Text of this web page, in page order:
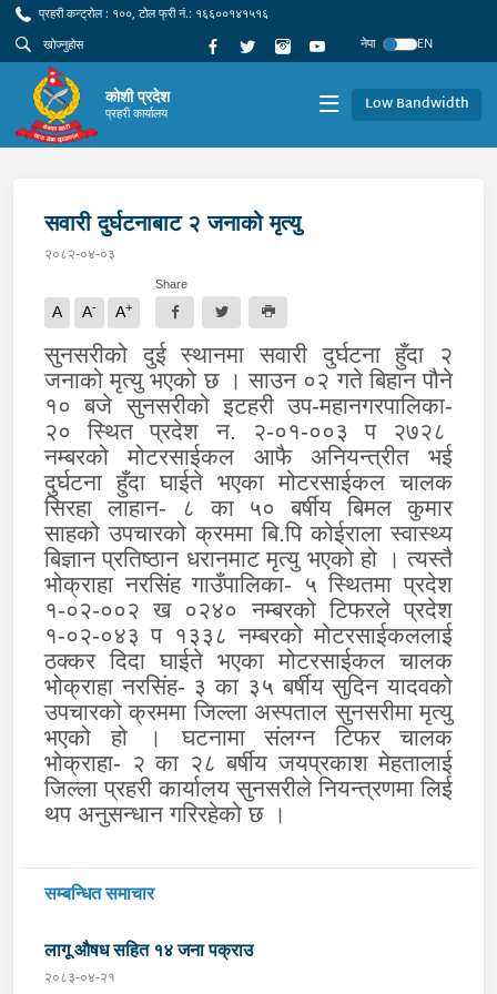
प्रहरी कन्ट्रोल : १००, टोल फ्री नं.: १६६००१४१५१६
नेपा
EN
कोशी प्रदेश
प्रहरी कार्यालय Low Bandwidth
सवारी दुर्घटनाबाट २ जनाको मृत्यु
२०८२-०४-०३
A A- A+
Share
सुनसरीको दुई स्थानमा सवारी दुर्घटना हुँदा २
जनाको मृत्यु भएको छ । साउन ०२ गते बिहान पौने
१० बजे सुनसरीको इटहरी उप-महानगरपालिका-
२० स्थित प्रदेश न. २-०१-००३ प २७२८
नम्बरको मोटरसाईकल आफै अनियन्त्रीत भई
दुर्घटना हुँदा घाईते भएका मोटरसाईकल चालक
सिरहा लाहान- ८ का ५० बर्षीय बिमल कुमार
साहको उपचारको क्रममा बि.पि कोईराला स्वास्थ्य
बिज्ञान प्रतिष्ठान धरानमाट मृत्यु भएको हो । त्यस्तै
भोक्राहा नरसिंह गाउँपालिका- ५ स्थितमा प्रदेश
१-०२-००२ ख ०२४० नम्बरको टिफरले प्रदेश
१-०२-०४३ प १३३८ नम्बरको मोटरसाईकललाई
ठक्कर दिदा घाईते भएका मोटरसाईकल चालक
भोक्राहा नरसिंह- ३ का ३५ बर्षीय सुदिन यादवको
उपचारको क्रममा जिल्ला अस्पताल सुनसरीमा मृत्यु
भएको हो । घटनामा संलग्न टिफर चालक
भोक्राहा- २ का २८ बर्षीय जयप्रकाश मेहतालाई
जिल्ला प्रहरी कार्यालय सुनसरीले नियन्त्रणमा लिई
थप अनुसन्धान गरिरहेको छ ।
सम्बन्धित समाचार
लागू औषध सहित १४ जना पक्राउ
२०८३-०४-२१